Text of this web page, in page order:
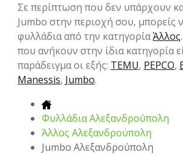
Σε περίπτωση που δεν υπάρχουν
Jumbo στην περιοχή σου, μπορείς
φυλλάδια από την κατηγορίαΆλλος
που ανήκουν στην ίδια κατηγορία
παράδειγμα οι εξής: TEMU, PEPCO,
Manessis, Jumbo.
Φυλλάδια Αλεξανδρούπολη
Άλλος Αλεξανδρούπολη
Jumbo Αλεξανδρούπολη